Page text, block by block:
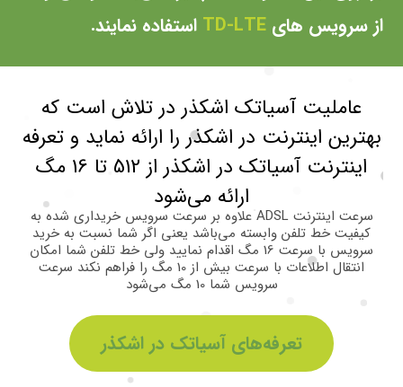
از سرویس هایTD-LTE استفاده نمایند.
عاملیت آسیاتک اشکذر در تلاش است که
بهترین اینترنت در اشکذر را ارائه نماید و تعرفه
اینترنت آسیاتک در اشکذر از 512 تا 16 مگ
ارائه می‌شود
سرعت اینترنت ADSL علاوه بر سرعت سرویس خریداری شده به
کیفیت خط‌ تلفن وابسته می‌باشد یعنی اگر شما نسبت به خرید
سرویس با سرعت 16 مگ اقدام نمایید ولی خط تلفن شما امکان
انتقال اطلاعات با سرعت بیش از 10 مگ را فراهم نکند سرعت
سرویس شما 10 مگ می‌شود
تعرفه‌های آسیاتک در اشکذر